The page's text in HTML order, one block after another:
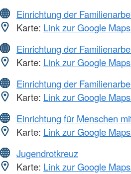
Einrichtung der
Karte: Link zur Google
Einrichtung der
Karte: Link zur Google
Einrichtung der
Karte: Link zur Google
Einrichtung für Menschen
Karte: Link zur Google
Jugendrotkreuz
Karte: Link zur Google